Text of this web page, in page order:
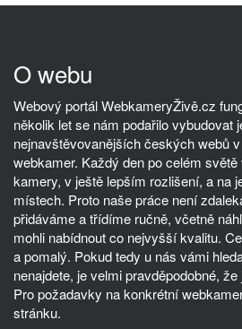
O webu
Webový portál WebkameryŽivě.cz
několik let se nám podařilo vybudovat
nejnavštěvovanějších českých webů
webkamer. Každý den po celém
kamery, v ještě lepším rozlišení, a na
místech. Proto naše práce není
přidáváme a třídíme ručně, včetně
mohli nabídnout co nejvyšší kvalitu.
a pomalý. Pokud tedy u nás vámi
nenajdete, je velmi pravděpodobné,
Pro požadavky na konkrétní
stránku.